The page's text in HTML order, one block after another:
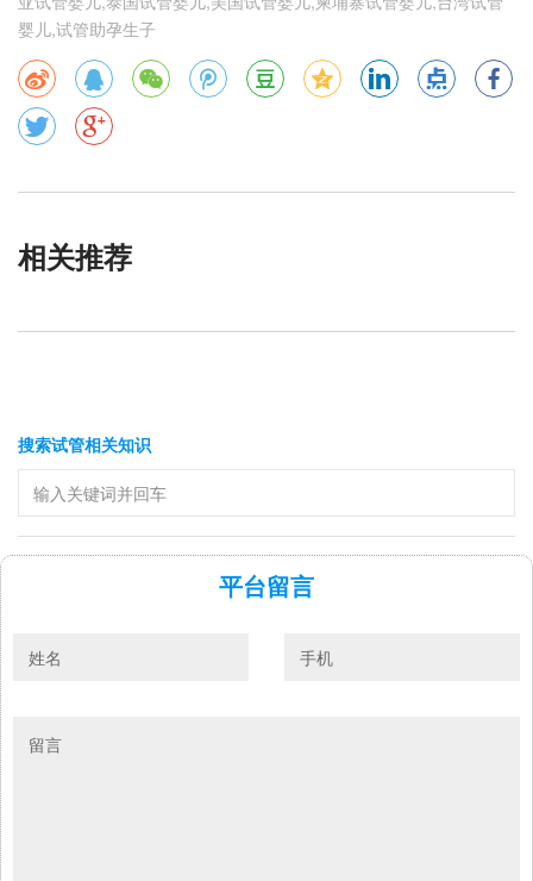
婴儿,试管助孕生子
相关推荐
搜索试管相关知识
平台留言